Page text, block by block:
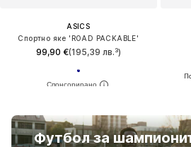
ASICS
Спортно яке 'ROAD PACKABLE'
99,90 €(195,39 лв.³)
Футбол за